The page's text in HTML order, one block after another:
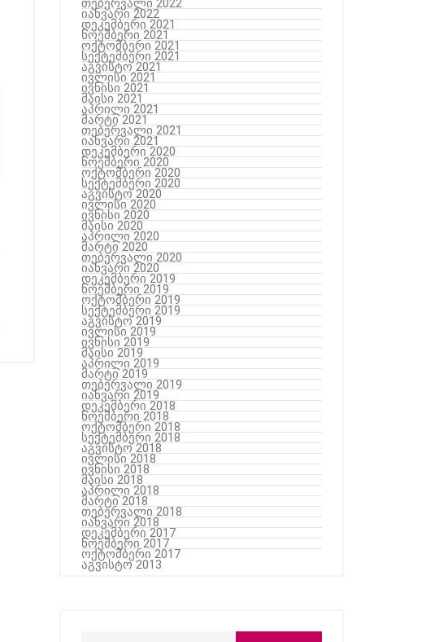
თებერვალი 2022
იანვარი 2022
დეკემბერი 2021
ნოემბერი 2021
ოქტომბერი 2021
სექტემბერი 2021
აგვისტო 2021
ივლისი 2021
ივნისი 2021
მაისი 2021
აპრილი 2021
მარტი 2021
თებერვალი 2021
იანვარი 2021
დეკემბერი 2020
ნოემბერი 2020
ოქტომბერი 2020
სექტემბერი 2020
აგვისტო 2020
ივლისი 2020
ივნისი 2020
მაისი 2020
აპრილი 2020
მარტი 2020
თებერვალი 2020
იანვარი 2020
დეკემბერი 2019
ნოემბერი 2019
ოქტომბერი 2019
სექტემბერი 2019
აგვისტო 2019
ივლისი 2019
ივნისი 2019
მაისი 2019
აპრილი 2019
მარტი 2019
თებერვალი 2019
იანვარი 2019
დეკემბერი 2018
ნოემბერი 2018
ოქტომბერი 2018
სექტემბერი 2018
აგვისტო 2018
ივლისი 2018
ივნისი 2018
მაისი 2018
აპრილი 2018
მარტი 2018
თებერვალი 2018
იანვარი 2018
დეკემბერი 2017
ნოემბერი 2017
ოქტომბერი 2017
აგვისტო 2013